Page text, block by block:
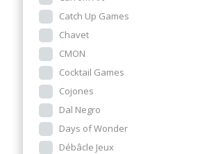
Catch Up Games
Chavet
CMON
Cocktail Games
Cojones
Dal Negro
Days of Wonder
Débâcle Jeux